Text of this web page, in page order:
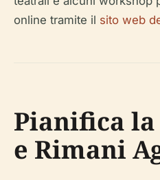
online tramite il sito web
Pianifica
e Rimani